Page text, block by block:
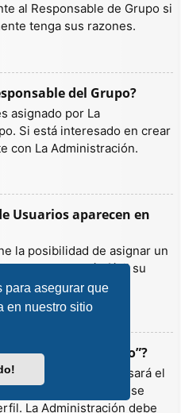
para asegurar que
en nuestro sitio
al Responsable de Grupo si
tenga sus razones.
del Grupo?
asignado por La
Si está interesado en crear
con La Administración.
Usuarios aparecen en
la posibilidad de asignar un
para hacer más fácil su
predeterminado”?
por defecto, se usará el
qué color y rango se
La Administración debe